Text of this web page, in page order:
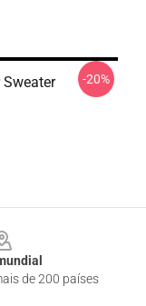
Sweater -20%
de 200 países